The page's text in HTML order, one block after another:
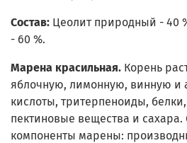
Состав: Цеолит природный - 40
- 60 %.
Марена красильная. Корень
яблочную, лимонную, винную и
кислоты, тритерпеноиды,
пектиновые вещества и
компоненты марены: